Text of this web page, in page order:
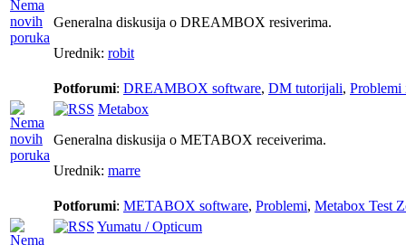
Generalna diskusija o DREAMBOX resiverima.
Urednik: robit
Potforumi: DREAMBOX software, DM tutorijali, Problemi
Metabox
Generalna diskusija o METABOX receiverima.
Urednik: marre
Potforumi: METABOX software, Problemi, Metabox Test
Yumatu / Opticum